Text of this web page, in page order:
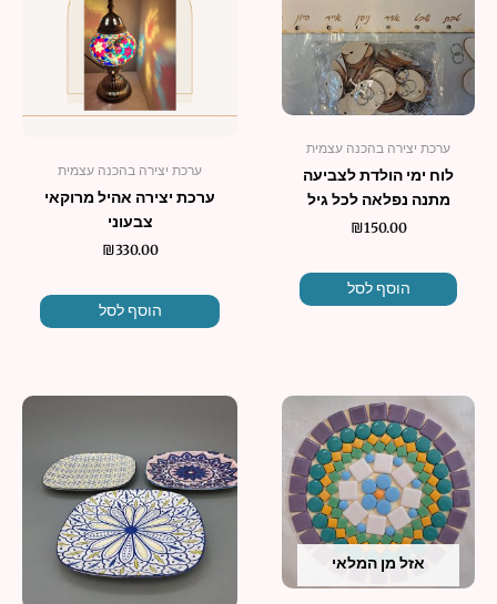
ערכת יצירה בהכנה עצמית
לוח ימי הולדת לצביעה
מתנה נפלאה לכל גיל
₪150.00
הוסף לסל
ערכת יצירה בהכנה עצמית
ערכת יצירה אהיל מרוקאי
צבעוני
₪330.00
הוסף לסל
אזל מן המלאי